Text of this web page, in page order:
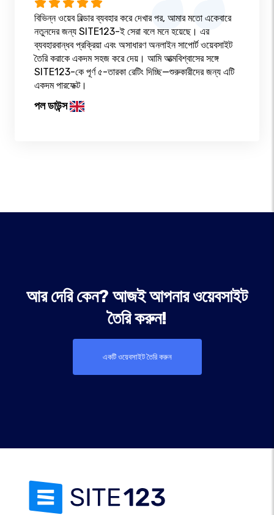
বিভিন্ন ওয়েব বিল্ডার ব্যবহার করে দেখার পর, আমার মতো একেবারে
নতুনদের জন্য SITE123-ই সেরা বলে মনে হয়েছে। এর
ব্যবহারবান্ধব প্রক্রিয়া এবং অসাধারণ অনলাইন সাপোর্ট ওয়েবসাইট
তৈরি করাকে একদম সহজ করে দেয়। আমি আত্মবিশ্বাসের সঙ্গে
SITE123-কে পূর্ণ ৫-তারকা রেটিং দিচ্ছি—শুরুকারীদের জন্য এটি
একদম পারফেক্ট।
পল ডাউন্স
আর দেরি কেন? আজই আপনার ওয়েবসাইট
তৈরি করুন!
একটি ওয়েবসাইট তৈরি করুন